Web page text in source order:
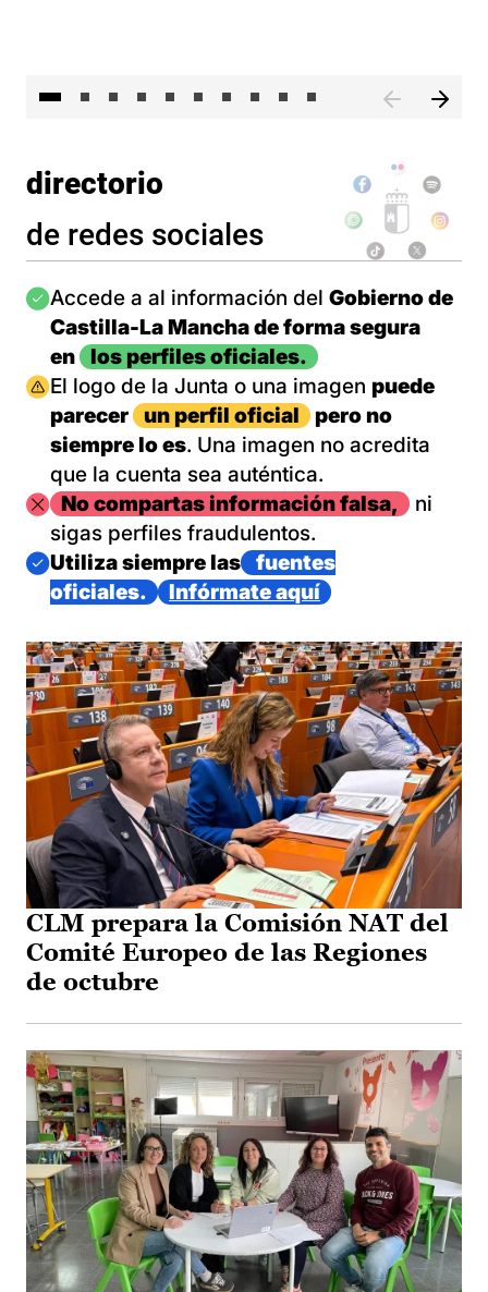
directorio
de redes sociales
Imagen
Accede a al información del Gobierno de
Castilla-La Mancha de forma segura
en
los perfiles oficiales.
Imagen
El logo de la Junta o una imagen puede
parecer
un perfil oficial
pero no
siempre lo es. Una imagen no acredita
que la cuenta sea auténtica.
ImagenNo compartas información falsa,
ni
sigas perfiles fraudulentos.
Imagen
Utiliza siempre las
fuentes
oficiales.
Infórmate aquí
CLM prepara la Comisión NAT del
Comité Europeo de las Regiones
de octubre